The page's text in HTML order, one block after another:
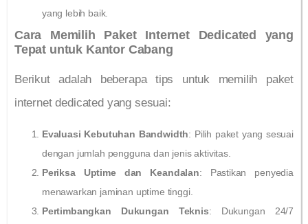
yang lebih baik.
Cara Memilih Paket Internet Dedicated yang
Tepat untuk Kantor Cabang
Berikut adalah beberapa tips untuk memilih paket
internet dedicated yang sesuai:
Evaluasi Kebutuhan Bandwidth: Pilih paket yang sesuai
dengan jumlah pengguna dan jenis aktivitas.
Periksa Uptime dan Keandalan: Pastikan penyedia
menawarkan jaminan uptime tinggi.
Pertimbangkan Dukungan Teknis: Dukungan 24/7